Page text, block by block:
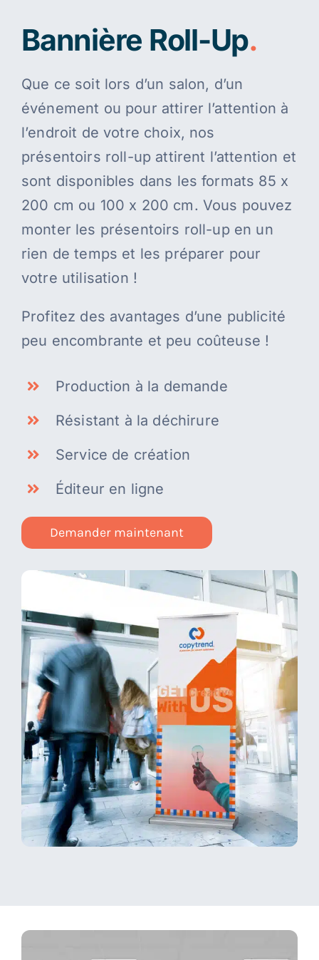
Bannière Roll-Up.
Que ce soit lors d’un salon, d’un
événement ou pour attirer l’attention à
l’endroit de votre choix, nos
présentoirs roll-up attirent l’attention et
sont disponibles dans les formats 85 x
200 cm ou 100 x 200 cm. Vous pouvez
monter les présentoirs roll-up en un
rien de temps et les préparer pour
votre utilisation !
Profitez des avantages d’une publicité
peu encombrante et peu coûteuse !
Production à la demande
Résistant à la déchirure
Service de création
Éditeur en ligne
Demander maintenant